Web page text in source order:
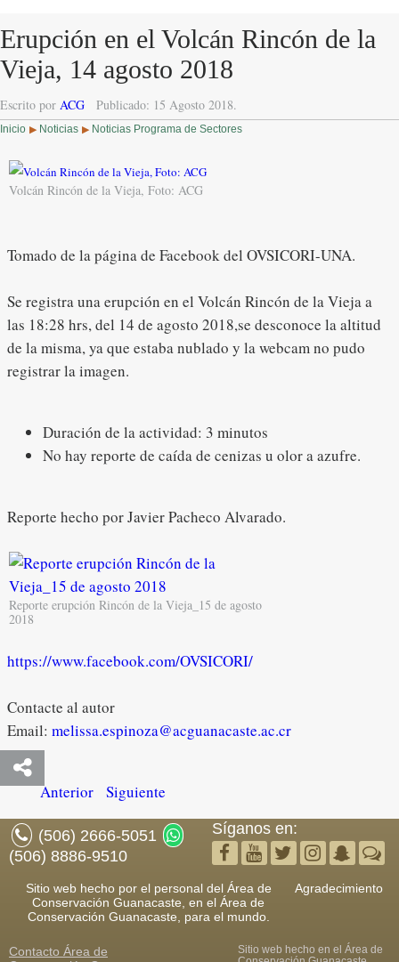
Erupción en el Volcán Rincón de la
Vieja, 14 agosto 2018
Escrito por ACG Publicado: 15 Agosto 2018.
Inicio ▶ Noticias ▶ Noticias Programa de Sectores
Volcán Rincón de la Vieja, Foto: ACG
Tomado de la página de Facebook del OVSICORI-UNA.
Se registra una erupción en el Volcán Rincón de la Vieja a
las 18:28 hrs, del 14 de agosto 2018,se desconoce la altitud
de la misma, ya que estaba nublado y la webcam no pudo
registrar la imagen.
Duración de la actividad: 3 minutos
No hay reporte de caída de cenizas u olor a azufre.
Reporte hecho por Javier Pacheco Alvarado.
Reporte erupción Rincón de la Vieja_15 de agosto
2018
https://www.facebook.com/OVSICORI/
Contacte al autor
Email: melissa.espinoza@acguanacaste.ac.cr
Anterior Siguiente
(506) 2666-5051
(506) 8886-9510
Síganos en:
Sitio web hecho por el personal del Área de
Conservación Guanacaste, en el Área de
Conservación Guanacaste, para el mundo.
Agradecimiento
Contacto Área de
Sitio web hecho en el Área de